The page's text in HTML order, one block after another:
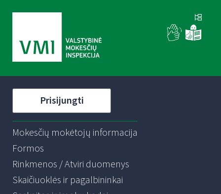
Prisijungti
Mokesčių mokėtojų informacija
Formos
Rinkmenos / Atviri duomenys
Skaičiuoklės ir pagalbininkai